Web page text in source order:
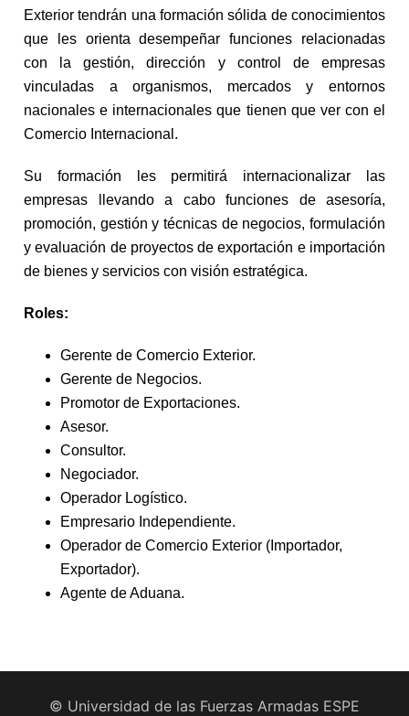
Exterior tendrán una formación sólida de conocimientos
que les orienta desempeñar funciones relacionadas
con la gestión, dirección y control de empresas
vinculadas a organismos, mercados y entornos
nacionales e internacionales que tienen que ver con el
Comercio Internacional.
Su formación les permitirá internacionalizar las
empresas llevando a cabo funciones de asesoría,
promoción, gestión y técnicas de negocios, formulación
y evaluación de proyectos de exportación e importación
de bienes y servicios con visión estratégica.
Roles:
Gerente de Comercio Exterior.
Gerente de Negocios.
Promotor de Exportaciones.
Asesor.
Consultor.
Negociador.
Operador Logístico.
Empresario Independiente.
Operador de Comercio Exterior (Importador,
Exportador).
Agente de Aduana.
© Universidad de las Fuerzas Armadas ESPE